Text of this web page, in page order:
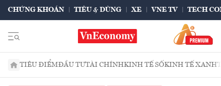
CHỨNG KHOÁN TIÊU & DÙNG XE VNE TV TECH
TIÊU ĐIỂMĐẦU TƯTÀI CHÍNHKINH TẾ SỐKINH TẾ XANH